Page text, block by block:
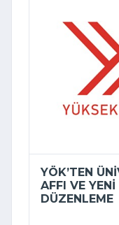
YÖK’TEN
AFFI VE
DÜZENLEME